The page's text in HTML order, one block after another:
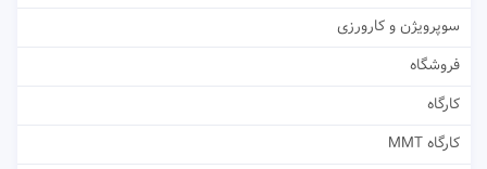
سوپرویژن و کارورزی
فروشگاه
کارگاه
کارگاه MMT